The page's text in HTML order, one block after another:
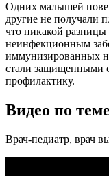
Одних малышей
другие не получали
что никакой
неинфекционным
иммунизированных
стали защищенными
профилактику.
Видео по теме
Врач-педиатр, врач